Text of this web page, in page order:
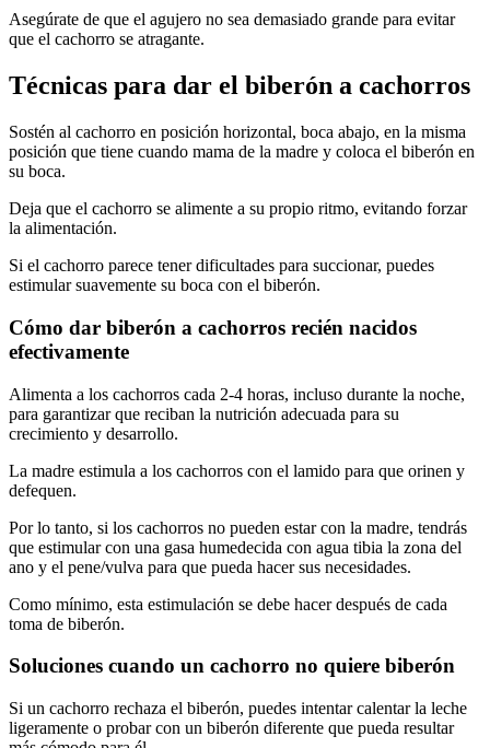
Asegúrate de que el agujero no sea demasiado grande para evitar
que el cachorro se atragante.
Técnicas para dar el biberón a cachorros
Sostén al cachorro en posición horizontal, boca abajo, en la misma
posición que tiene cuando mama de la madre y coloca el biberón en
su boca.
Deja que el cachorro se alimente a su propio ritmo, evitando forzar
la alimentación.
Si el cachorro parece tener dificultades para succionar, puedes
estimular suavemente su boca con el biberón.
Cómo dar biberón a cachorros recién nacidos
efectivamente
Alimenta a los cachorros cada 2-4 horas, incluso durante la noche,
para garantizar que reciban la nutrición adecuada para su
crecimiento y desarrollo.
La madre estimula a los cachorros con el lamido para que orinen y
defequen.
Por lo tanto, si los cachorros no pueden estar con la madre, tendrás
que estimular con una gasa humedecida con agua tibia la zona del
ano y el pene/vulva para que pueda hacer sus necesidades.
Como mínimo, esta estimulación se debe hacer después de cada
toma de biberón.
Soluciones cuando un cachorro no quiere biberón
Si un cachorro rechaza el biberón, puedes intentar calentar la leche
ligeramente o probar con un biberón diferente que pueda resultar